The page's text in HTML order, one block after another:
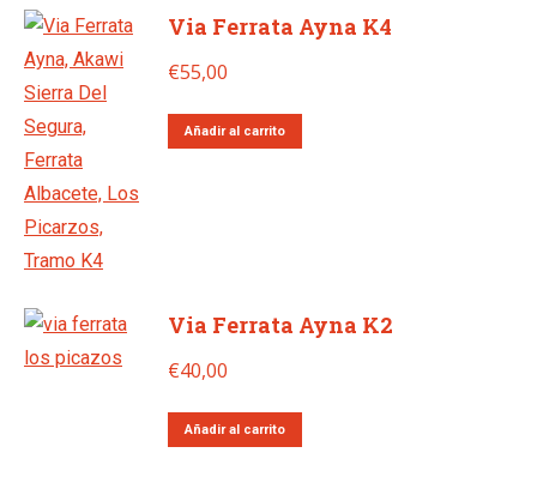
Via Ferrata Ayna K4
€55,00
Añadir al carrito
Via Ferrata Ayna K2
€40,00
Añadir al carrito